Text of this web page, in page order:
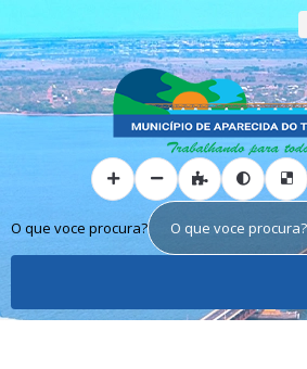
O que voce procura?